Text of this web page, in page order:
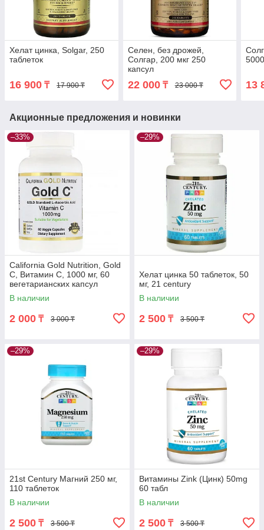
Хелат цинка, Solgar, 250
таблеток
16 900 ₸ 17 900 ₸
Селен, без дрожей,
Солгар, 200 мкг 250
капсул
22 000₸ 23 000 ₸ 13
Акционные предложения и новинки
–33%
California Gold Nutrition, Gold
C, Витамин C, 1000 мг, 60
вегетарианских капсул
В наличии
2 000 ₸ 3 000 ₸
–29%
Хелат цинка 50 таблеток, 50
мг, 21 century
В наличии
2 500 ₸ 3 500 ₸
–29%
21st Century Магний 250 мг,
110 таблеток
В наличии
2 500 ₸ 3 500 ₸
–29%
Витамины Zink (Цинк) 50mg
60 табл
В наличии
2 500 ₸ 3 500 ₸